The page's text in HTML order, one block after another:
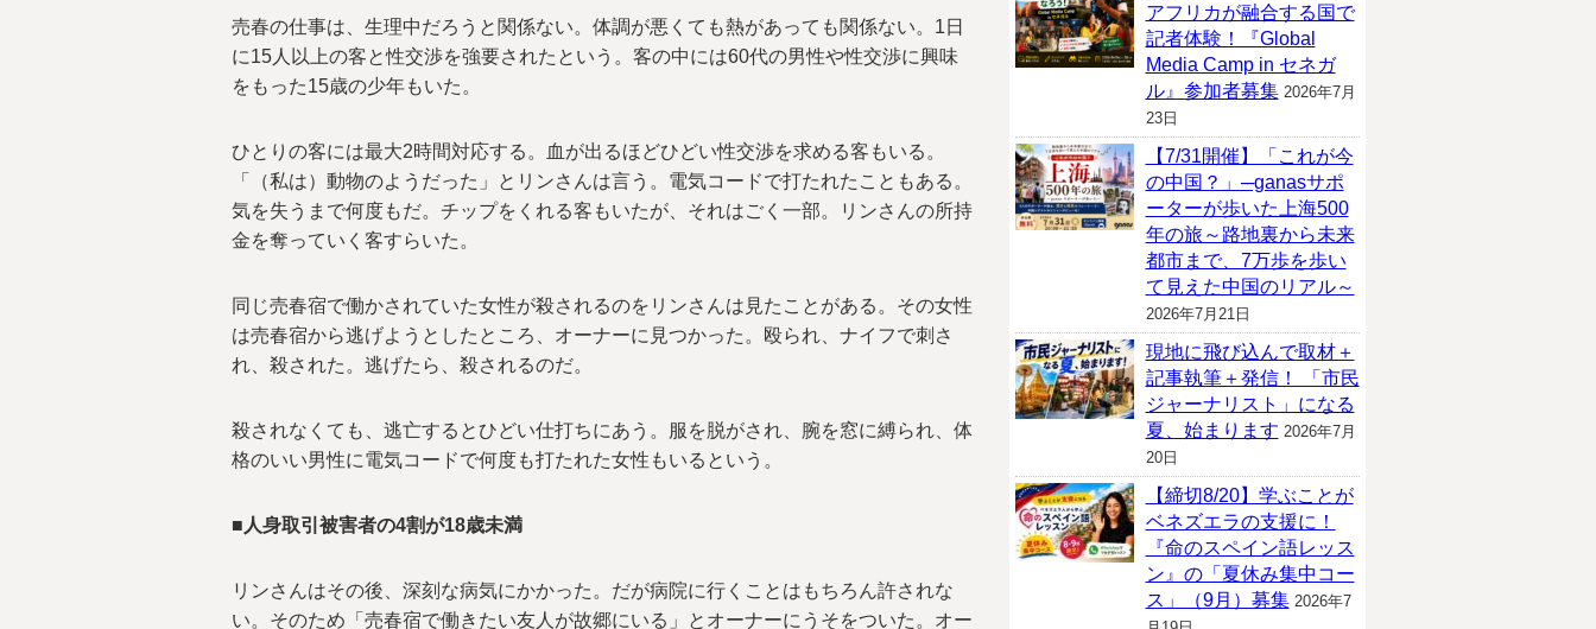
売春の仕事は、生理中だろうと関係ない。体調が悪くても熱があっても関係ない。1日
に15人以上の客と性交渉を強要されたという。客の中には60代の男性や性交渉に興味
をもった15歳の少年もいた。
ひとりの客には最大2時間対応する。血が出るほどひどい性交渉を求める客もいる。
「（私は）動物のようだった」とリンさんは言う。電気コードで打たれたこともある。
気を失うまで何度もだ。チップをくれる客もいたが、それはごく一部。リンさんの所持
金を奪っていく客すらいた。
同じ売春宿で働かされていた女性が殺されるのをリンさんは見たことがある。その女性
は売春宿から逃げようとしたところ、オーナーに見つかった。殴られ、ナイフで刺さ
れ、殺された。逃げたら、殺されるのだ。
殺されなくても、逃亡するとひどい仕打ちにあう。服を脱がされ、腕を窓に縛られ、体
格のいい男性に電気コードで何度も打たれた女性もいるという。
■人身取引被害者の4割が18歳未満
リンさんはその後、深刻な病気にかかった。だが病院に行くことはもちろん許されな
い。そのため「売春宿で働きたい友人が故郷にいる」とオーナーにうそをついた。オー
アフリカが融合する国で
記者体験！『Global
Media Camp in セネガ
ル』参加者募集 2026年7月
23日
【7/31開催】「これが今
の中国？」─ganasサポ
ーターが歩いた上海500
年の旅～路地裏から未来
都市まで、7万歩を歩い
て見えた中国のリアル～
2026年7月21日
現地に飛び込んで取材＋
記事執筆＋発信！ 「市民
ジャーナリスト」になる
夏、始まります 2026年7月
20日
【締切8/20】学ぶことが
ベネズエラの支援に！
『命のスペイン語レッス
ン』の「夏休み集中コー
ス」（9月）募集 2026年7